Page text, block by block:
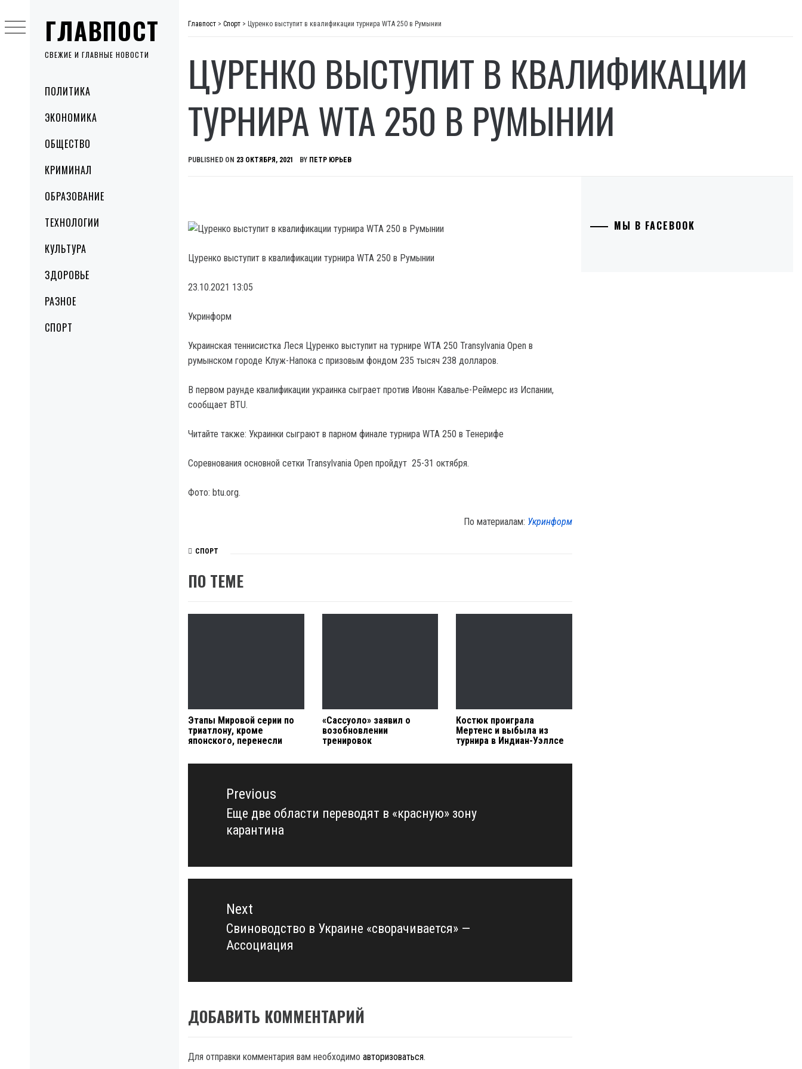
ГЛАВПОСТ
СВЕЖИЕ И ГЛАВНЫЕ НОВОСТИ
MenuПОЛИТИКА
ЭКОНОМИКА
ОБЩЕСТВО
КРИМИНАЛ
ОБРАЗОВАНИЕ
ТЕХНОЛОГИИ
КУЛЬТУРА
ЗДОРОВЬЕ
РАЗНОЕ
СПОРТ
to
content
Главпост > Спорт > Цуренко выступит в квалификации турнира WTA 250 в Румынии
ЦУРЕНКО ВЫСТУПИТ В КВАЛИФИКАЦИИ
ТУРНИРА WTA 250 В РУМЫНИИ
PUBLISHED ON 23 ОКТЯБРЯ, 2021 BY ПЕТР ЮРЬЕВ
Цуренко выступит в квалификации турнира WTA 250 в Румынии
23.10.2021 13:05
Укринформ
Украинская теннисистка Леся Цуренко выступит на турнире WTA 250 Transylvania Open в
румынском городе Клуж-Напока с призовым фондом 235 тысяч 238 долларов.
В первом раунде квалификации украинка сыграет против Ивонн Кавалье-Реймерс из Испании,
сообщает BTU.
Читайте также: Украинки сыграют в парном финале турнира WTA 250 в Тенерифе
Соревнования основной сетки Transylvania Open пройдут 25-31 октября.
Фото: btu.org.
По материалам: Укринформ
СПОРТ
ПО ТЕМЕ
Этапы Мировой серии по
триатлону, кроме
японского, перенесли
«Сассуоло» заявил о
возобновлении
тренировок
Костюк проиграла
Мертенс и выбыла из
турнира в Индиан-Уэллсе
Навигация
записямPrevious
Previous
post:
Еще две области переводят в «красную» зону
карантина
Next
Next
post:
Свиноводство в Украине «сворачивается» —
Ассоциация
ДОБАВИТЬ КОММЕНТАРИЙ
Для отправки комментария вам необходимо авторизоваться.
МЫ В FACEBOOK